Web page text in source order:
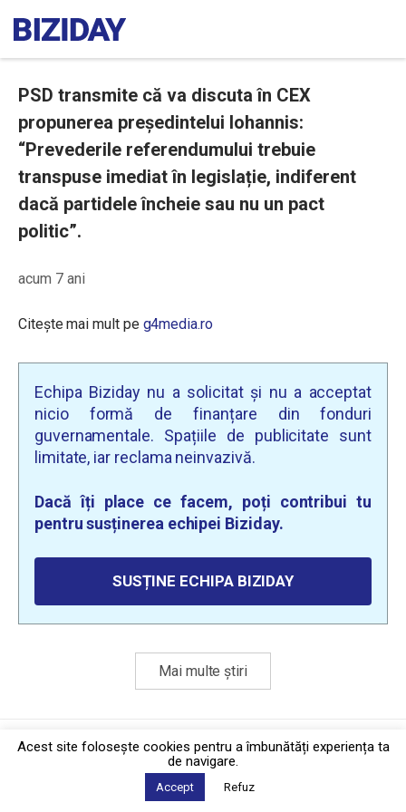
PSD transmite că va discuta în CEX
propunerea președintelui Iohannis:
“Prevederile referendumului trebuie
transpuse imediat în legislație, indiferent
dacă partidele încheie sau nu un pact
politic”.
acum 7 ani
Citește mai mult pe g4media.ro
Echipa Biziday nu a solicitat și nu a acceptat
nicio formă de finanțare din fonduri
guvernamentale. Spațiile de publicitate sunt
limitate, iar reclama neinvazivă.
Dacă îți place ce facem, poți contribui tu
pentru susținerea echipei Biziday.
SUSȚINE ECHIPA BIZIDAY
Mai multe știri
Politica de confidențialitate·Contact
2026 © Biziday
Acest site foloseşte cookies pentru a îmbunătăți experiența ta
de navigare.
Accept Refuz